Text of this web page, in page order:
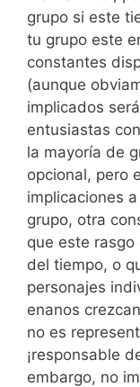
grupo si este
tu grupo este
constantes
(aunque
implicados
entusiastas
la mayoría de
opcional, pero
implicaciones
grupo, otra
que este
del tiempo, o
personajes
enanos
no es
¡responsable
embargo, no